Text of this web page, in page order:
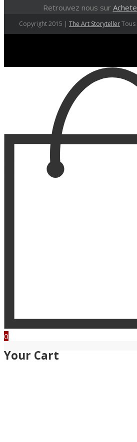
Retrouvez nous sur
Copyright 2015 | The Art Storyteller
0
Your Cart